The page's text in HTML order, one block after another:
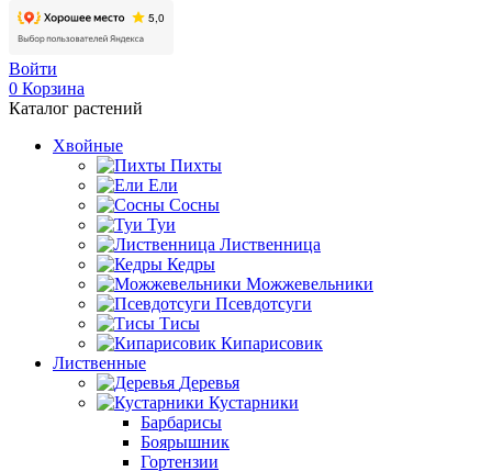
Войти
0 Корзина
Каталог растений
Хвойные
Пихты
Ели
Сосны
Туи
Лиственница
Кедры
Можжевельники
Псевдотсуги
Тисы
Кипарисовик
Лиственные
Деревья
Кустарники
Барбарисы
Боярышник
Гортензии